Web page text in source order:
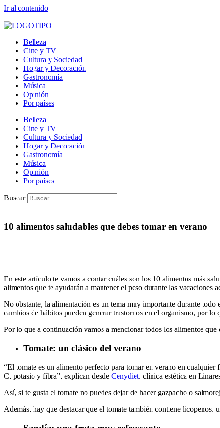
Ir al contenido
Belleza
Cine y TV
Cultura y Sociedad
Hogar y Decoración
Gastronomía
Música
Opinión
Por países
Belleza
Cine y TV
Cultura y Sociedad
Hogar y Decoración
Gastronomía
Música
Opinión
Por países
Buscar
10 alimentos saludables que debes tomar en verano
En este artículo te vamos a contar cuáles son los 10 alimentos más
alimentos que te ayudarán a mantener el peso durante las vacaciones
No obstante, la alimentación es un tema muy importante durante todo
cambios de hábitos pueden generar trastornos en el organismo, por lo
Por lo que a continuación vamos a mencionar todos los alimentos que
Tomate: un clásico del verano
“El tomate es un alimento perfecto para tomar en verano en
C, potasio y fibra”, explican desde Cenydiet, clínica estética en
Así, si te gusta el tomate no puedes dejar de hacer gazpacho o
Además, hay que destacar que el tomate también contiene licopenos,